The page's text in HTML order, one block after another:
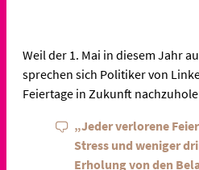
Weil der 1. Mai in diesem Jahr
sprechen sich Politiker von
Feiertage in Zukunft
„Jeder verlorene
Stress und weniger
Erholung von den